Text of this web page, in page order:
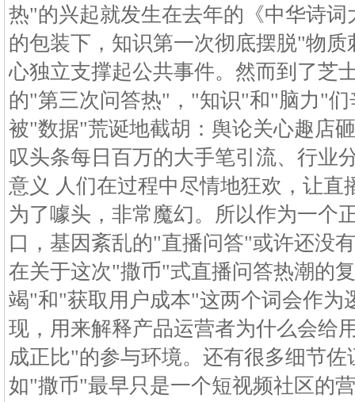
热"的兴起就发生在去年的《中华诗
的包装下，知识第一次彻底摆脱"物
心独立支撑起公共事件。然而到了芝
的"第三次问答热"，"知识"和"脑力"
被"数据"荒诞地截胡：舆论关心趣店
叹头条每日百万的大手笔引流、行业
意义 人们在过程中尽情地狂欢，让直
为了噱头，非常魔幻。所以作为一个
口，基因紊乱的"直播问答"或许还没
在关于这次"撒币"式直播问答热潮的
竭"和"获取用户成本"这两个词会作为
现，用来解释产品运营者为什么会给
成正比"的参与环境。还有很多细节
如"撒币"最早只是一个短视频社区的